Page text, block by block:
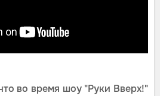
во время шоу "Руки Вверх!"